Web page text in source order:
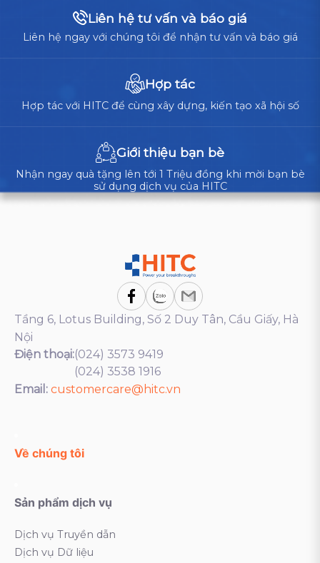
Liên hệ tư vấn và báo giá
Liên hệ ngay với chúng tôi để nhận tư vấn và báo giá
Hợp tác
Hợp tác với HITC để cùng xây dựng, kiến tạo xã hội số
Giới thiệu bạn bè
Nhận ngay quà tặng lên tới 1 Triệu đồng khi mời bạn bè
sử dụng dịch vụ của HITC
Tầng 6, Lotus Building, Số 2 Duy Tân, Cầu Giấy, Hà
Nội
Điện thoại:(024) 3573 9419
(024) 3538 1916
Email: customercare@hitc.vn
Về chúng tôi
Sản phẩm dịch vụ
Dịch vụ Truyền dẫn
Dịch vụ Dữ liệu